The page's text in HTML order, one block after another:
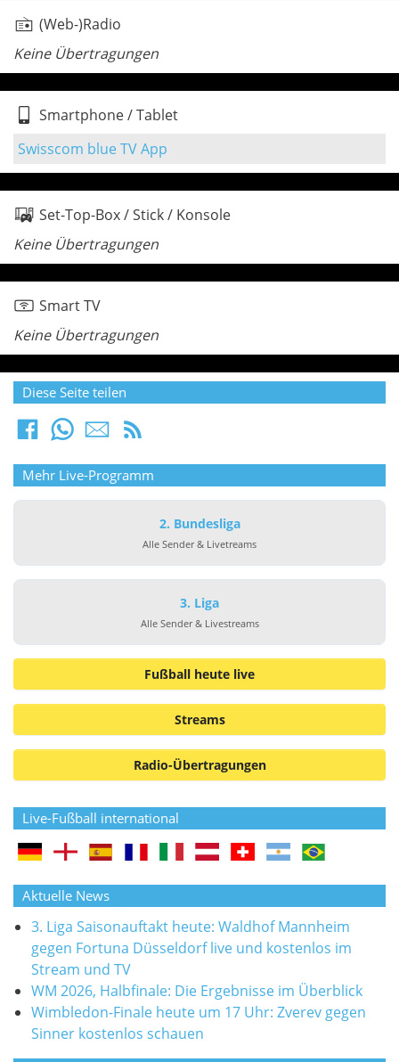
(Web-)Radio
Keine Übertragungen
Smartphone / Tablet
Swisscom blue TV App
Set-Top-Box / Stick / Konsole
Keine Übertragungen
Smart TV
Keine Übertragungen
Diese Seite teilen
Mehr Live-Programm
2. Bundesliga
Alle Sender & Livetreams
3. Liga
Alle Sender & Livestreams
Fußball heute live
Streams
Radio-Übertragungen
Live-Fußball international
Aktuelle News
3. Liga Saisonauftakt heute: Waldhof Mannheim
gegen Fortuna Düsseldorf live und kostenlos im
Stream und TV
WM 2026, Halbfinale: Die Ergebnisse im Überblick
Wimbledon-Finale heute um 17 Uhr: Zverev gegen
Sinner kostenlos schauen